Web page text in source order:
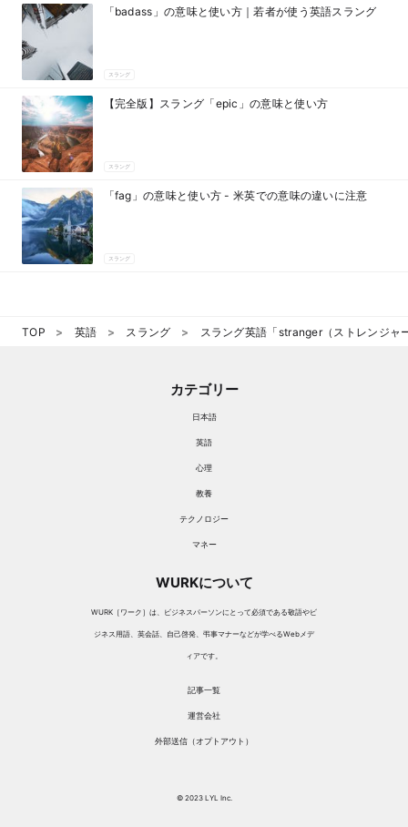
「badass」の意味と使い方｜若者が使う英語スラング
スラング
【完全版】スラング「epic」の意味と使い方
スラング
「fag」の意味と使い方 - 米英での意味の違いに注意
スラング
TOP 英語 スラング スラング英語「stranger（ストレンジ
カテゴリー
日本語
英語
心理
教養
テクノロジー
マネー
WURKについて
WURK［ワーク］は、ビジネスパーソンにとって必須である敬語やビ
ジネス用語、英会話、自己啓発、弔事マナーなどが学べるWebメデ
ィアです。
記事一覧
運営会社
外部送信（オプトアウト）
© 2023 LYL Inc.